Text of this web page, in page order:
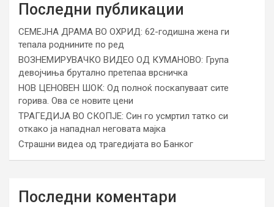
Последни публикации
СЕМЕЈНА ДРАМА ВО ОХРИД: 62-годишна жена ги
тепала роднините по ред
ВОЗНЕМИРУВАЧКО ВИДЕО ОД КУМАНОВО: Група
девојчиња брутално претепаа врсничка
НОВ ЦЕНОВЕН ШОК: Од полноќ поскапуваат сите
горива. Ова се новите цени
ТРАГЕДИЈА ВО СКОПЈЕ: Син го усмртил татко си
откако ја нападнал неговата мајка
Страшни видеа од трагедијата во Банког
Последни коментари